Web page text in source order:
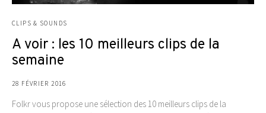
CLIPS & SOUNDS
A voir : les 10 meilleurs clips de la
semaine
28 FÉVRIER 2016
Folkr vous propose une sélection des 10 meilleurs clips de la